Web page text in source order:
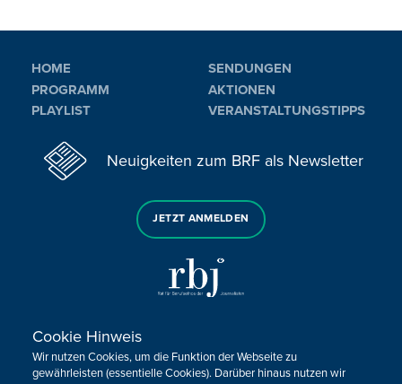
HOME
PROGRAMM
PLAYLIST
SENDUNGEN
AKTIONEN
VERANSTALTUNGSTIPPS
Neuigkeiten zum BRF als Newsletter
JETZT ANMELDEN
Sie haben noch Fragen oder Anmerkungen?
KONTAKTIEREN SIE UNS!
Cookie Hinweis
Wir nutzen Cookies, um die Funktion der Webseite zu
gewährleisten (essentielle Cookies). Darüber hinaus nutzen wir